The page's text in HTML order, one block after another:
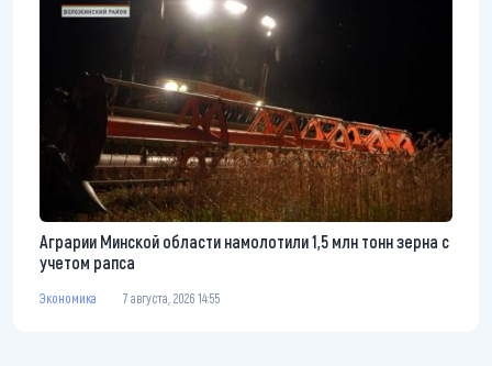
Аграрии Минской области намолотили 1,5 млн тонн зерна с
учетом рапса
Экономика 7 августа, 2026 14:55